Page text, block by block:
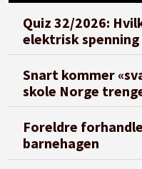
Quiz 32/2026:
elektrisk spenning
Snart kommer
skole Norge
Foreldre
barnehagen